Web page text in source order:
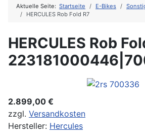
Aktuelle Seite: Startseite E-Bikes
HERCULES Rob Fold R7
HERCULES Rob
2.899,00 €
zzgl. Versandkosten
Hersteller: Hercules